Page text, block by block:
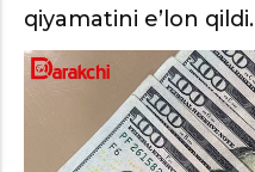
qiyamatini e’lon qildi.